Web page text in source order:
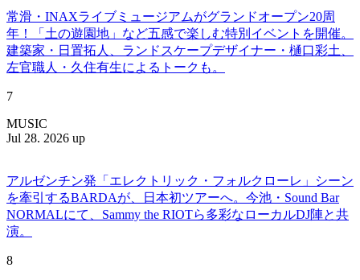
常滑・INAXライブミュージアムがグランドオープン20周
年！「土の遊園地」など五感で楽しむ特別イベントを開催。
建築家・日置拓人、ランドスケープデザイナー・樋口彩土、
左官職人・久住有生によるトークも。
7
MUSIC
Jul 28. 2026 up
アルゼンチン発「エレクトリック・フォルクローレ」シーン
を牽引するBARDAが、日本初ツアーへ。今池・Sound Bar
NORMALにて、Sammy the RIOTら多彩なローカルDJ陣と共
演。
8